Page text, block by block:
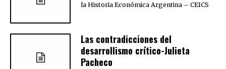
la Historia Económica Argentina – CEICS
Las contradicciones del
desarrollismo crítico-Julieta
Pacheco